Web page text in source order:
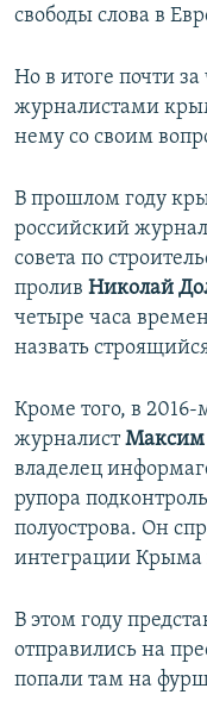
свободы слова в
Но в итоге почти
журналистами
нему со своим
В прошлом году
российский
совета по
пролив Николай
четыре часа
назвать
Кроме того, в
журналистМаксим
владелец
рупора
полуострова. Он
интеграции Крыма
В этом году
отправились на
попали там на